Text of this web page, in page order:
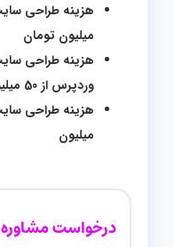
میلیون تومان
هزینه طراحی
وردپرس از 50 میلیون
میلیون
درخواست